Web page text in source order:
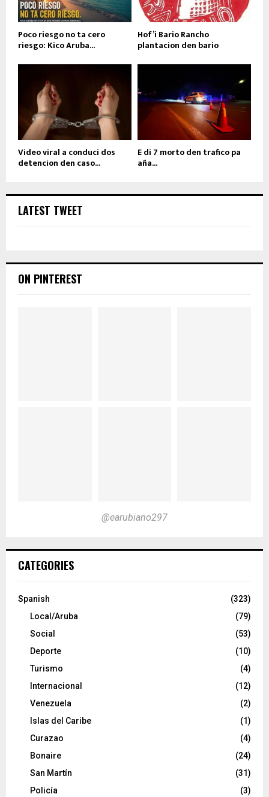
Poco riesgo no ta cero
riesgo: Kico Aruba...
Hof’i Bario Rancho
plantacion den bario
Video viral a conduci dos
detencion den caso...
E di 7 morto den trafico pa
aña...
LATEST TWEET
ON PINTEREST
@earubiano297
CATEGORIES
Spanish
(323)
Local/Aruba
(79)
Social
(53)
Deporte
(10)
Turismo
(4)
Internacional
(12)
Venezuela
(2)
Islas del Caribe
(1)
Curazao
(4)
Bonaire
(24)
San Martín
(31)
Policía
(3)